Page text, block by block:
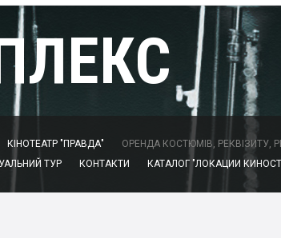
КІНОТЕАТР "ПРАВДА"
ОРЕНДА КОСТЮМІВ, РЕКВІЗИТУ,
ТУР КОНТАКТИ КАТАЛОГ "ЛОКАЦИИ